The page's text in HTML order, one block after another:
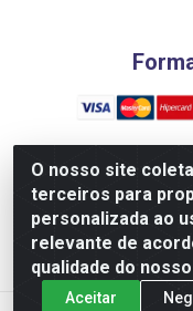
O nosso site
terceiros para
personalizada ao
relevante de
qualidade do
Aceitar
Distribuidora Prime
Flores,